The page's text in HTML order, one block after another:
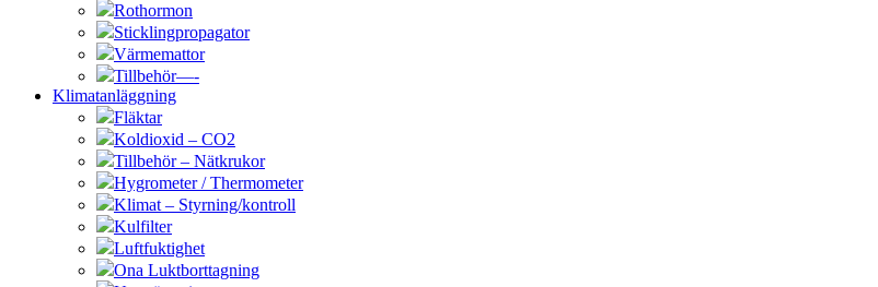
Rothormon
Sticklingpropagator
Värmemattor
Tillbehör—-
Klimatanläggning
Fläktar
Koldioxid – CO2
Tillbehör – Nätkrukor
Hygrometer / Thermometer
Klimat – Styrning/kontroll
Kulfilter
Luftfuktighet
Ona Luktborttagning